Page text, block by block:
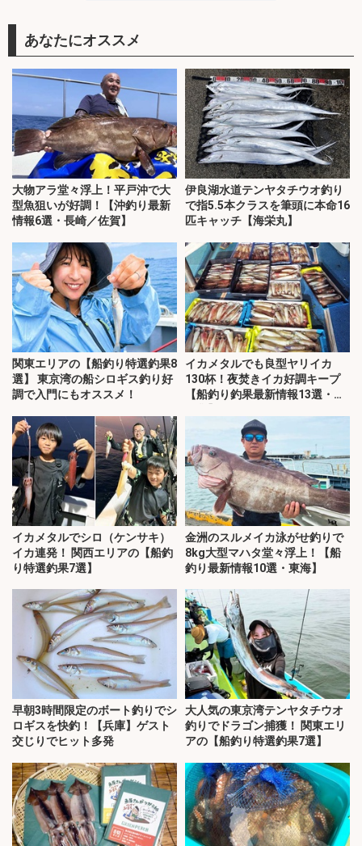
あなたにオススメ
大物アラ堂々浮上！平戸沖で大
型魚狙いが好調！【沖釣り最新
情報6選・長崎／佐賀】
伊良湖水道テンヤタチウオ釣り
で指5.5本クラスを筆頭に本命16
匹キャッチ【海栄丸】
関東エリアの【船釣り特選釣果8
選】 東京湾の船シロギス釣り好
調で入門にもオススメ！
イカメタルでも良型ヤリイカ
130杯！夜焚きイカ好調キープ
【船釣り釣果最新情報13選・玄
イカメタルでシロ（ケンサキ）
イカ連発！ 関西エリアの【船釣
り特選釣果7選】
金洲のスルメイカ泳がせ釣りで
8kg大型マハタ堂々浮上！【船
釣り最新情報10選・東海】
早朝3時間限定のボート釣りでシ
ロギスを快釣！【兵庫】ゲスト
交じりでヒット多発
大人気の東京湾テンヤタチウオ
釣りでドラゴン捕獲！ 関東エリ
アの【船釣り特選釣果7選】